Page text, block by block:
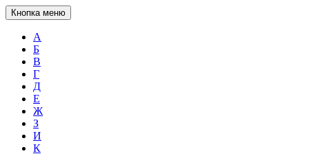
Кнопка меню
А
Б
В
Г
Д
Е
Ж
З
И
К